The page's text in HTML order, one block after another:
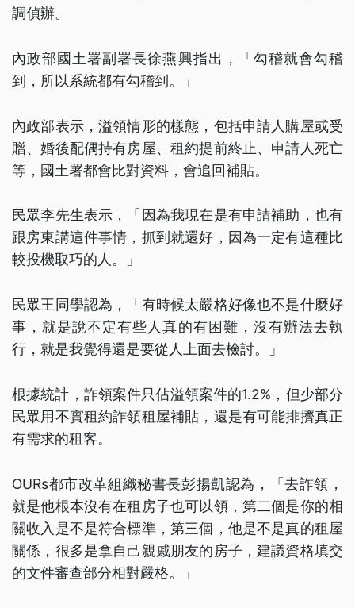
調偵辦。
內政部國土署副署長徐燕興指出，「勾稽就會勾稽
到，所以系統都有勾稽到。」
內政部表示，溢領情形的樣態，包括申請人購屋或受
贈、婚後配偶持有房屋、租約提前終止、申請人死亡
等，國土署都會比對資料，會追回補貼。
民眾李先生表示，「因為我現在是有申請補助，也有
跟房東講這件事情，抓到就還好，因為一定有這種比
較投機取巧的人。」
民眾王同學認為，「有時候太嚴格好像也不是什麼好
事，就是說不定有些人真的有困難，沒有辦法去執
行，就是我覺得還是要從人上面去檢討。」
根據統計，詐領案件只佔溢領案件的1.2%，但少部分
民眾用不實租約詐領租屋補貼，還是有可能排擠真正
有需求的租客。
OURs都市改革組織秘書長彭揚凱認為，「去詐領，
就是他根本沒有在租房子也可以領，第二個是你的相
關收入是不是符合標準，第三個，他是不是真的租屋
關係，很多是拿自己親戚朋友的房子，建議資格填交
的文件審查部分相對嚴格。」